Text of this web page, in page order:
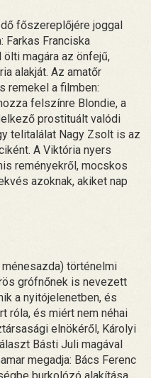
főszereplőjére joggal
Farkas Franciska
magára az önfejű,
alakját. Az amatőr
remekel a filmben:
felszínre Blondie, a
prostituált valódi
telitalálat Nagy Zsolt is az
A Viktória nyers
reményekről, mocskos
azoknak, akiket nap
történelmi
grófnőnek is nevezett
a nyitójelenetben, és
róla, és miért nem néhai
elnökéről, Károlyi
Básti Juli magával
megadja: Bács Ferenc